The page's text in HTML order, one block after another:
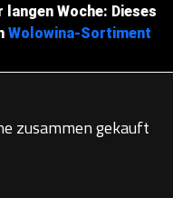
Woche: Dieses
Wolowina-Sortiment
zusammen gekauft